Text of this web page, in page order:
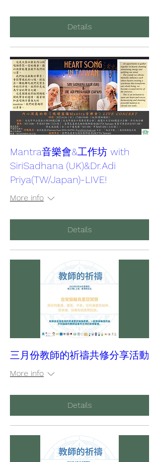
Details
Mantra音樂會&工作坊 with
SiriSadhana (UK)&Dr.Adi
Priya(TW/Japan)-LIVE!
More info
Details
三月份教師的祈禱共修分享活動
More info
Details